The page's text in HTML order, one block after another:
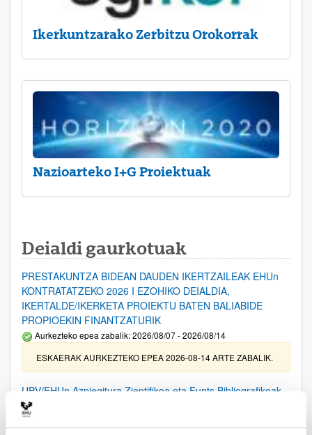
Ikerkuntzarako Zerbitzu Orokorrak
Nazioarteko I+G Proiektuak
Deialdi gaurkotuak
PRESTAKUNTZA BIDEAN DAUDEN IKERTZAILEAK EHUn
KONTRATATZEKO 2026 I EZOHIKO DEIALDIA,
IKERTALDE/IKERKETA PROIEKTU BATEN BALIABIDE
PROPIOEKIN FINANTZATURIK
Aurkezteko epea zabalik: 2026/08/07 - 2026/08/14
ESKAERAK AURKEZTEKO EPEA 2026-08-14 ARTE ZABALIK.
UPV/EHUn Azpiegitura Zientifikoa eta Funts Bibliografikoak
erosi eta berritzeko laguntzak 2026